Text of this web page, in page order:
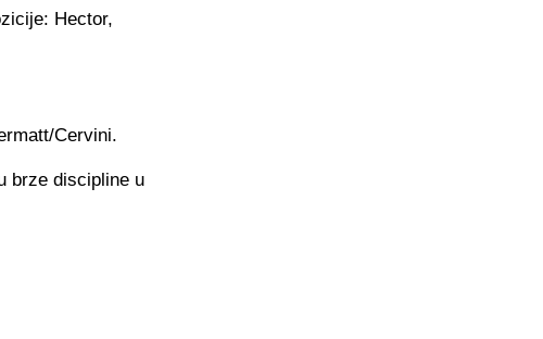
Hector,
Cervini.
brze discipline u